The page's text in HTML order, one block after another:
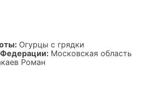
Огурцы с грядки
Московская область
Роман